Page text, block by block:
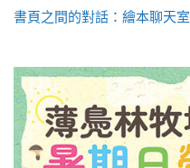
書頁之間的對話：繪本聊天室